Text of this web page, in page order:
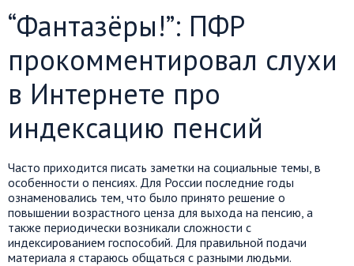
“Фантазёры!”: ПФР
прокомментировал слухи
в Интернете про
индексацию пенсий
Часто приходится писать заметки на социальные темы, в
особенности о пенсиях. Для России последние годы
ознаменовались тем, что было принято решение о
повышении возрастного ценза для выхода на пенсию, а
также периодически возникали сложности с
индексированием госпособий. Для правильной подачи
материала я стараюсь общаться с разными людьми.